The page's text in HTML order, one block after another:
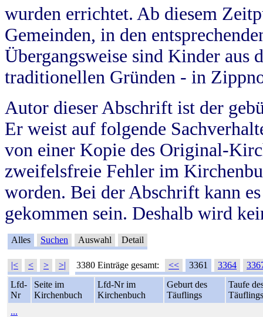
wurden errichtet. Ab diesem
Gemeinden, in den
Übergangsweise sind Kinder aus
traditionellen Gründen - in
Autor dieser Abschrift ist der
Er weist auf folgende
von einer Kopie des Original-
zweifelsfreie Fehler im
worden. Bei der Abschrift kann
gekommen sein. Deshalb wird
Alles Suchen Auswahl Detail
|< < > >| 3380 Einträge gesamt: << 3361 3364
Lfd-
Nr
Seite im
Kirchenbuch
Lfd-Nr im
Kirchenbuch
Geburt des
Täuflings
Taufe
Täuflings
...